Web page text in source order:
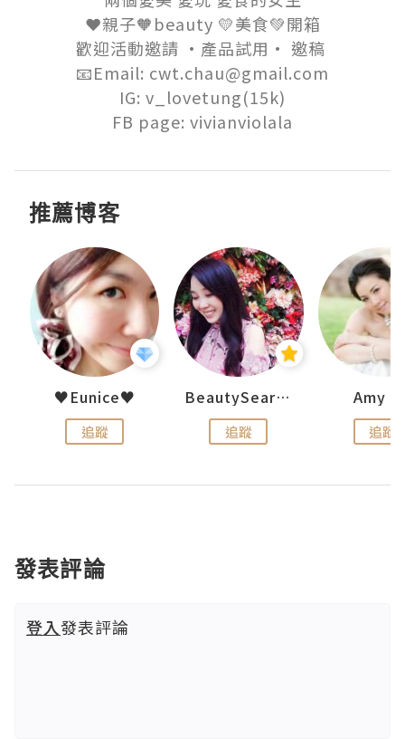
❤️親子🧡beauty 💛美食💚開箱
歡迎活動邀請 ·產品試用· 邀稿
📧Email: cwt.chau@gmail.com
IG: v_lovetung(15k)
FB page: vivianviolala
推薦博客
♥Eunice♥
追蹤
BeautySearch
追蹤
Amy
追蹤
發表評論
登入發表評論